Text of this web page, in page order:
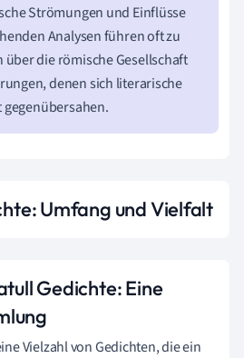
Strömungen und Einflüsse
Analysen führen oft zu
über die römische Gesellschaft
denen sich literarische
Umfang und Vielfalt
Gedichte: Eine
Vielzahl von Gedichten, die ein